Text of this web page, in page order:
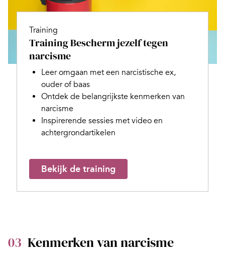
Training
Training Bescherm jezelf tegen
narcisme
Leer omgaan met een narcistische ex,
ouder of baas
Ontdek de belangrijkste kenmerken van
narcisme
Inspirerende sessies met video en
achtergrondartikelen
Bekijk de training
03 Kenmerken van narcisme